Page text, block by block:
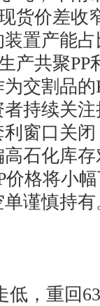
货价差收
置产能
产共聚PP
交割品的
持续关
窗口关
石化库存
价格将小
谨慎持有
，重回